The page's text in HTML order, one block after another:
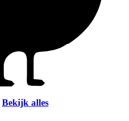
Bekijk alles